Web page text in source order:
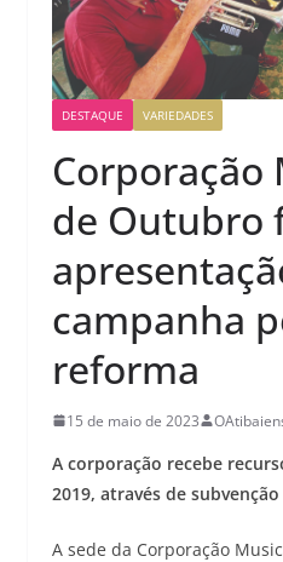
DESTAQUE VARIEDADES
Corporação
de Outubro
campanha
reforma
15 de maio de 2023
A corporação recebe
2019, através de
A sede da Corporação